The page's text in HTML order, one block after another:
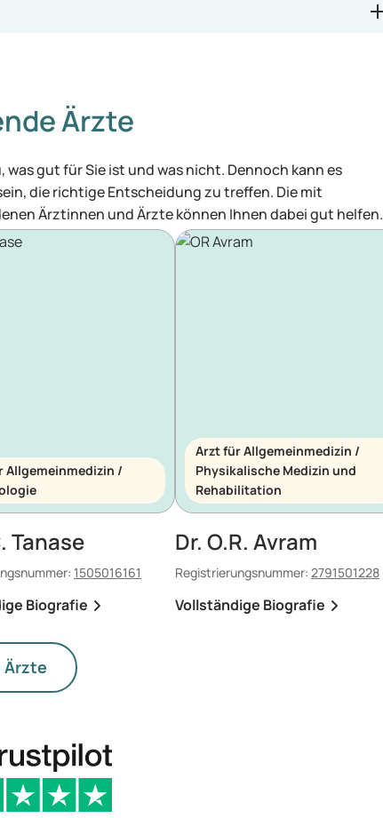
Ärzte
was gut für Sie ist und was nicht. Dennoch kann es
die richtige Entscheidung zu treffen. Die mit
Ärztinnen und Ärzte können Ihnen dabei gut helfen.
Allgemeinmedizin /
Tanase
1505016161
Biografie
Arzt für Allgemeinmedizin /
Physikalische Medizin und
Rehabilitation
Dr. O.R. Avram
Registrierungsnummer: 2791501228
Vollständige Biografie
Ärzte